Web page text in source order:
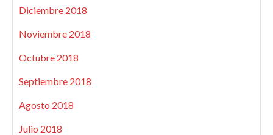
Diciembre 2018
Noviembre 2018
Octubre 2018
Septiembre 2018
Agosto 2018
Julio 2018